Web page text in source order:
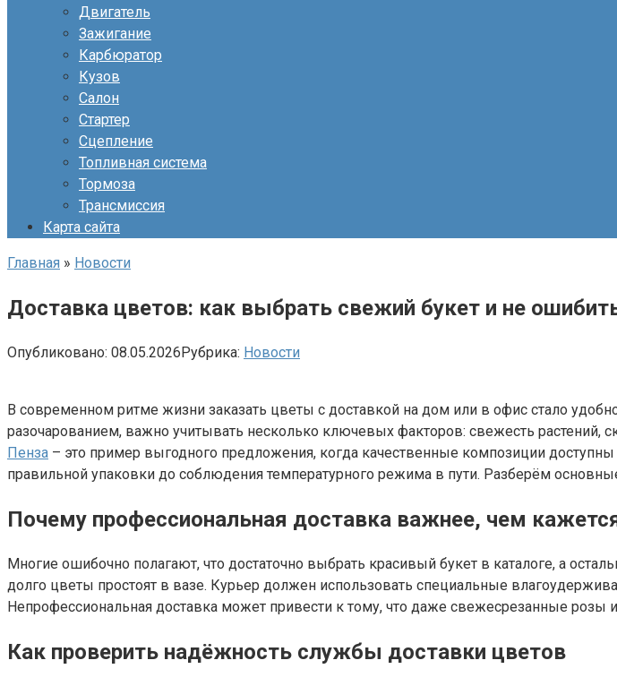
Двигатель
Зажигание
Карбюратор
Кузов
Салон
Стартер
Сцепление
Топливная система
Тормоза
Трансмиссия
Карта сайта
Главная » Новости
Доставка цветов: как выбрать свежий букет и не
Опубликовано: 08.05.2026Рубрика: Новости
В современном ритме жизни заказать цветы с доставкой на дом или в офис стало
разочарованием, важно учитывать несколько ключевых факторов: свежесть растений,
Пенза – это пример выгодного предложения, когда качественные композиции
правильной упаковки до соблюдения температурного режима в пути. Разберём
Почему профессиональная доставка важнее, чем
Многие ошибочно полагают, что достаточно выбрать красивый букет в каталоге, а
долго цветы простоят в вазе. Курьер должен использовать специальные
Непрофессиональная доставка может привести к тому, что даже свежесрезанные розы
Как проверить надёжность службы доставки цветов